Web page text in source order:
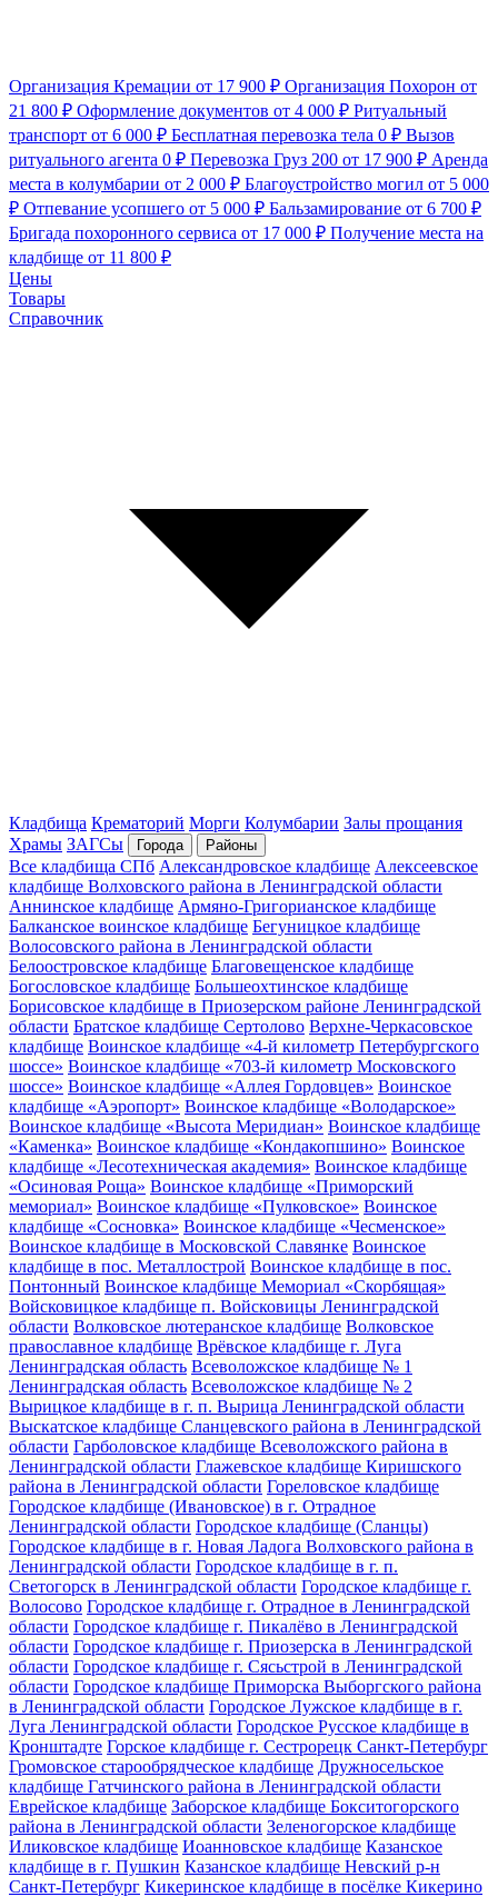
Организация Кремации от 17 900 ₽ Организация Похорон от
21 800 ₽ Оформление документов от 4 000 ₽ Ритуальный
транспорт от 6 000 ₽ Бесплатная перевозка тела 0 ₽ Вызов
ритуального агента 0 ₽ Перевозка Груз 200 от 17 900 ₽ Аренда
места в колумбарии от 2 000 ₽ Благоустройство могил от 5 000
₽ Отпевание усопшего от 5 000 ₽ Бальзамирование от 6 700 ₽
Бригада похоронного сервиса от 17 000 ₽ Получение места на
кладбище от 11 800 ₽
Цены
Товары
Справочник
Кладбища Крематорий Морги Колумбарии Залы прощания
Храмы ЗАГСы Города Районы
Все кладбища СПб Александровское кладбище Алексеевское
кладбище Волховского района в Ленинградской области
Аннинское кладбище Армяно-Григорианское кладбище
Балканское воинское кладбище Бегуницкое кладбище
Волосовского района в Ленинградской области
Белоостровское кладбище Благовещенское кладбище
Богословское кладбище Большеохтинское кладбище
Борисовское кладбище в Приозерском районе Ленинградской
области Братское кладбище Сертолово Верхне-Черкасовское
кладбище Воинское кладбище «4-й километр Петербургского
шоссе» Воинское кладбище «703-й километр Московского
шоссе» Воинское кладбище «Аллея Гордовцев» Воинское
кладбище «Аэропорт» Воинское кладбище «Володарское»
Воинское кладбище «Высота Меридиан» Воинское кладбище
«Каменка» Воинское кладбище «Кондакопшино» Воинское
кладбище «Лесотехническая академия» Воинское кладбище
«Осиновая Роща» Воинское кладбище «Приморский
мемориал» Воинское кладбище «Пулковское» Воинское
кладбище «Сосновка» Воинское кладбище «Чесменское»
Воинское кладбище в Московской Славянке Воинское
кладбище в пос. Металлострой Воинское кладбище в пос.
Понтонный Воинское кладбище Мемориал «Скорбящая»
Войсковицкое кладбище п. Войсковицы Ленинградской
области Волковское лютеранское кладбище Волковское
православное кладбище Врёвское кладбище г. Луга
Ленинградская область Всеволожское кладбище № 1
Ленинградская область Всеволожское кладбище № 2
Вырицкое кладбище в г. п. Вырица Ленинградской области
Выскатское кладбище Сланцевского района в Ленинградской
области Гарболовское кладбище Всеволожского района в
Ленинградской области Глажевское кладбище Киришского
района в Ленинградской области Гореловское кладбище
Городское кладбище (Ивановское) в г. Отрадное
Ленинградской области Городское кладбище (Сланцы)
Городское кладбище в г. Новая Ладога Волховского района в
Ленинградской области Городское кладбище в г. п.
Светогорск в Ленинградской области Городское кладбище г.
Волосово Городское кладбище г. Отрадное в Ленинградской
области Городское кладбище г. Пикалёво в Ленинградской
области Городское кладбище г. Приозерска в Ленинградской
области Городское кладбище г. Сясьстрой в Ленинградской
области Городское кладбище Приморска Выборгского района
в Ленинградской области Городское Лужское кладбище в г.
Луга Ленинградской области Городское Русское кладбище в
Кронштадте Горское кладбище г. Сестрорецк Санкт-Петербург
Громовское старообрядческое кладбище Дружносельское
кладбище Гатчинского района в Ленинградской области
Еврейское кладбище Заборское кладбище Бокситогорского
района в Ленинградской области Зеленогорское кладбище
Иликовское кладбище Иоанновское кладбище Казанское
кладбище в г. Пушкин Казанское кладбище Невский р-н
Санкт-Петербург Кикеринское кладбище в посёлке Кикерино